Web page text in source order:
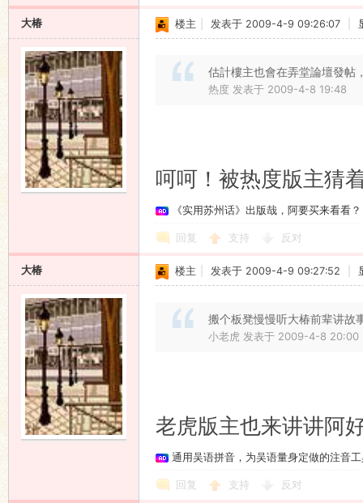
大椿 楼主 发表于 2009-4-9 09:26:07
估計樓主也會在弄堂論壇發帖
热度 发表于 2009-4-8 19:48
呵呵！被热度版主猜
《实用苏州话》出版哉，阿要买来看看？
回复 支持 反对
大椿 楼主 发表于 2009-4-9 09:27:52
搬个板凳慢慢听大椿前辈讲故
小老虎 发表于 2009-4-8 20:00
老虎版主也来讲讲阿
通用吴语拼音，为吴语量身定做的注音
回复 支持 反对